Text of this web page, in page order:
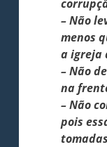
– Não
menos
a igreja
– Não
na
– Não
pois